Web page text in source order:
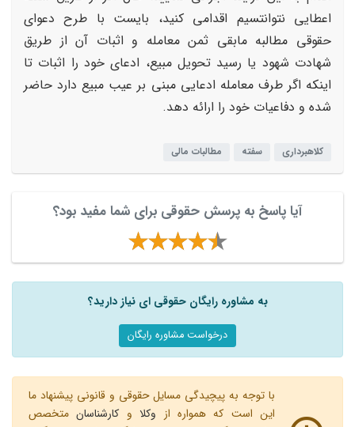
اعطایی نتوانتسیم اقدامی کنید، بایست با طرح دعوای
حقوقی مطالبه مابقی ثمن معامله و اثبات آن از طریق
شهادت شهود یا رسید تحویل مبیع، ادعای خود را اثبات تا
اینکه اگر طرف معامله ادعایی مبنی بر عیب مبیع دارد حاضر
شده و دفاعیات خود را ارائه دهد.
کلاهبرداری سفته مطالبات مالی
آیا پاسخ به پرسش حقوقی برای شما مفید بود؟
به مشاوره رایگان حقوقی ای نیاز دارید؟
درخواست مشاوره رایگان
با توجه به پیچیدگی مسایل حقوقی و قانونی پیشنهاد ما
این است که همواره از وکلاو کارشناسانمتخصص